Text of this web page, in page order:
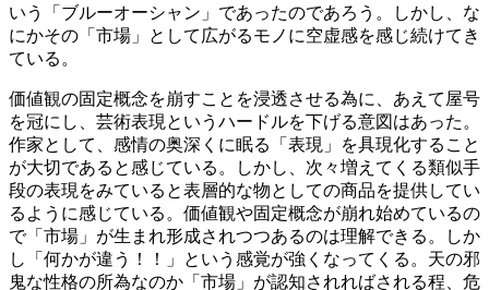
いう「ブルーオーシャン」であったのであろう。しかし、な
にかその「市場」として広がるモノに空虚感を感じ続けてき
ている。
価値観の固定概念を崩すことを浸透させる為に、あえて屋号
を冠にし、芸術表現というハードルを下げる意図はあった。
作家として、感情の奥深くに眠る「表現」を具現化すること
が大切であると感じている。しかし、次々増えてくる類似手
段の表現をみていると表層的な物としての商品を提供してい
るように感じている。価値観や固定概念が崩れ始めているの
で「市場」が生まれ形成されつつあるのは理解できる。しか
し「何かが違う！！」という感覚が強くなってくる。天の邪
鬼な性格の所為なのか「市場」が認知されればされる程、危